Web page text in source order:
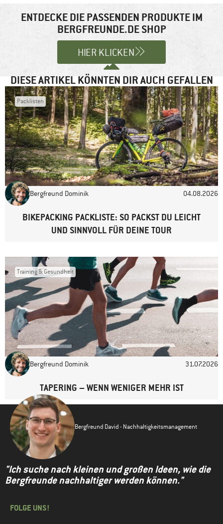
Felder sind mit*markiert
Name*
E-Mail-Adresse*
ENTDECKE DIE PASSENDEN PRODUKTE IM
BERGFREUNDE.DE SHOP
HIER KLICKEN
DIESE ARTIKEL KÖNNTEN DIR AUCH GEFALLEN
Packlisten
Bergfreund Dominik 04.08.2026
BIKEPACKING PACKLISTE: SO PACKST DU LEICHT
UND SINNVOLL FÜR DEINE TOUR
Training & Gesundheit
Bergfreund Dominik 31.07.2026
TAPERING – WENN WENIGER MEHR IST
Bergfreund David - Nachhaltigkeitsmanagement
"Ich suche nach kleinen und großen Ideen, wie die
Bergfreunde nachhaltiger werden können."
FOLGE UNS!